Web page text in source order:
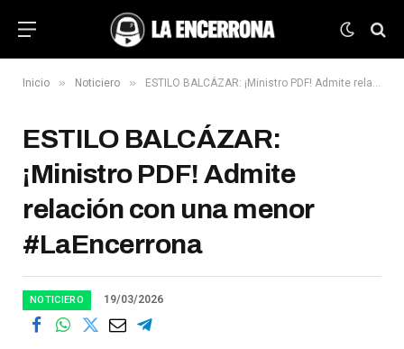
Inicio » Noticiero » ESTILO BALCÁZAR: ¡Ministro PDF! Admite relación con una menor #LaEncerrona
ESTILO BALCÁZAR:
¡Ministro PDF! Admite
relación con una menor
#LaEncerrona
NOTICIERO 19/03/2026